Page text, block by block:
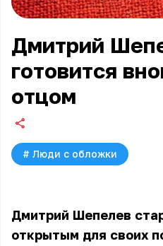
Дмитрий
готовится
отцом
# Люди с обложки
Дмитрий Шепелев
открытым для своих